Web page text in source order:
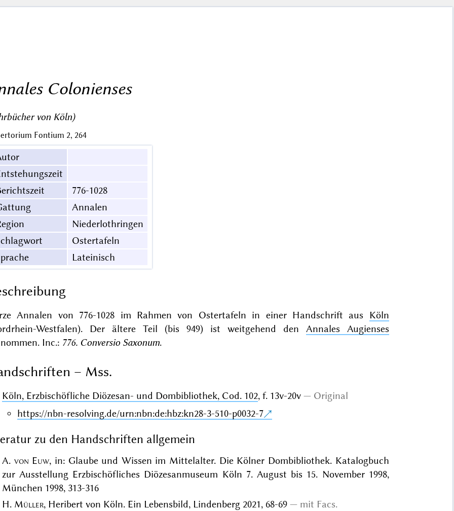
Colonienses
von Köln)
Fontium 2, 264
776-1028
Annalen
Niederlothringen
Ostertafeln
Lateinisch
Annalen von 776-1028 im Rahmen von Ostertafeln in einer Handschrift aus Köln
Westfalen). Der ältere Teil (bis 949) ist weitgehend den Annales Augienses
Inc.: 776. Conversio Saxonum.
– Mss.
Köln, Erzbischöfliche Diözesan- und Dombibliothek, Cod. 102, f. 13v-20v
Original
https://nbn-resolving.de/urn:nbn:de:hbz:kn28-3-510-p0032-7
zu den Handschriften allgemein
A. von Euw, in: Glaube und Wissen im Mittelalter. Die Kölner Dombibliothek. Katalogbuch
zur Ausstellung Erzbischöfliches Diözesanmuseum Köln 7. August bis 15. November 1998,
München 1998, 313-316
H. Müller, Heribert von Köln. Ein Lebensbild, Lindenberg 2021, 68-69
mit Facs.